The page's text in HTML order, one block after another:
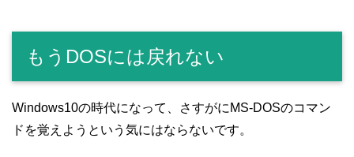
もうDOSには戻れない
Windows10の時代になって、さすがにMS-DOSのコマン
ドを覚えようという気にはならないです。